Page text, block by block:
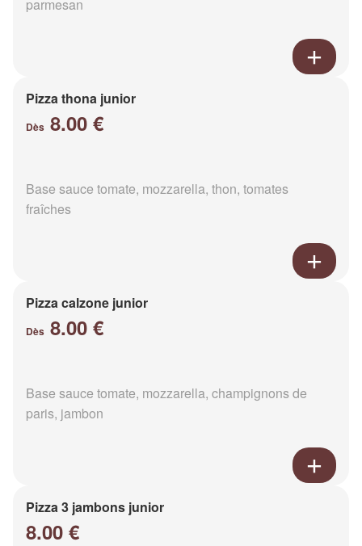
parmesan
Pizza thona junior
Dès 8.00 €
Base sauce tomate, mozzarella, thon, tomates
fraîches
Pizza calzone junior
Dès 8.00 €
Base sauce tomate, mozzarella, champignons de
paris, jambon
Pizza 3 jambons junior
8.00 €